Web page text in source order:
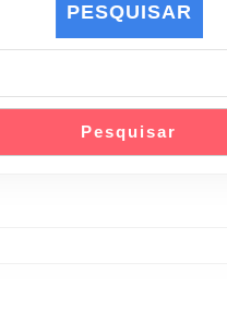
PESQUISAR
Pesquisar